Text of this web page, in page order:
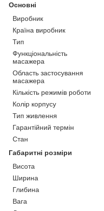
Основні
Виробник
Країна виробник
Тип
Функціональність
масажера
Область застосування
масажера
Кількість режимів роботи
Колір корпусу
Тип живлення
Гарантійний термін
Стан
Габаритні розміри
Висота
Ширина
Глибина
Вага